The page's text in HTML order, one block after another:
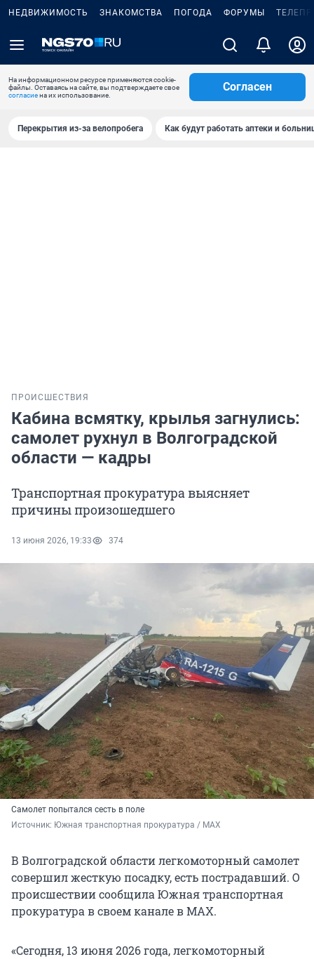
НЕДВИЖИМОСТЬ ЗНАКОМСТВА ПОГОДА ФОРУМЫ
На информационном ресурсе применяются cookie-
файлы. Оставаясь на сайте, вы подтверждаете свое
согласиена их использование.
Согласен
Перекрытия из-за велопробега Как будут работать аптеки и
ПРОИСШЕСТВИЯ
Кабина всмятку, крылья загнулись:
самолет рухнул в Волгоградской
области — кадры
Транспортная прокуратура выясняет
причины произошедшего
13 июня 2026, 19:33 374
Самолет попытался сесть в поле
Источник: Южная транспортная прокуратура / MAX
В Волгоградской области легкомоторный самолет
совершил жесткую посадку, есть пострадавший. О
происшествии сообщила Южная транспортная
прокуратура в своем канале в MAX.
«Сегодня, 13 июня 2026 года, легкомоторный